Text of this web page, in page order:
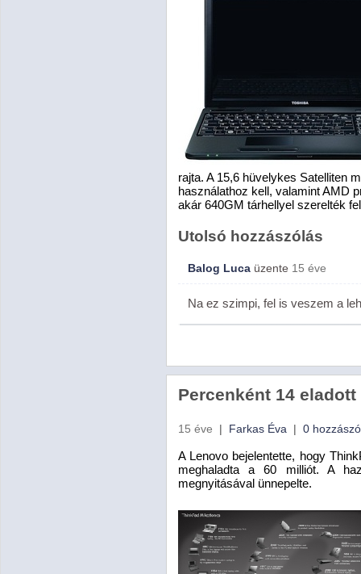
rajta. A 15,6 hüvelykes Satelliten
használathoz kell, valamint AMD
akár 640GM tárhellyel szerelték
Utolsó hozzászólás
Balog Luca üzente 15 éve
Na ez szimpi, fel is veszem a
Percenként 14
15 éve | Farkas Éva | 0
A Lenovo bejelentette, hogy
meghaladta a 60 milliót. A
megnyitásával ünnepelte.